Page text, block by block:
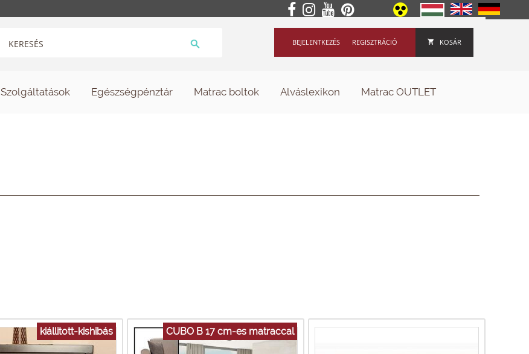
KOSÁR
REGISZTRÁCIÓ
BEJELENTKEZÉS
Szolgáltatások Egészségpénztár Matrac boltok Alváslexikon Matrac OUTLET
kiállitott-kishibás CUBO B 17 cm-es matraccal